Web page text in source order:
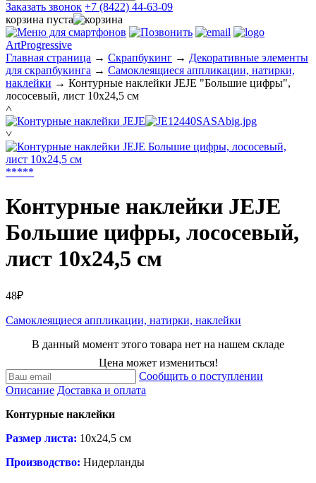
Заказать звонок +7 (8422) 44-63-09
корзина пуста
ArtProgressive
Главная страница → Скрапбукинг → Декоративные элементы
для скрапбукинга → Самоклеящиеся аппликации, натирки,
наклейки → Контурные наклейки JEJE "Большие цифры",
лососевый, лист 10x24,5 см
˄
˅
*****
Контурные наклейки JEJE
Большие цифры, лососевый,
лист 10x24,5 см
48₽
Самоклеящиеся аппликации, натирки, наклейки
В данный момент этого товара нет на нашем складе
Цена может измениться!
Сообщить о поступлении
Описание Доставка и оплата
Контурные наклейки
Размер листа: 10x24,5 см
Производство: Нидерланды